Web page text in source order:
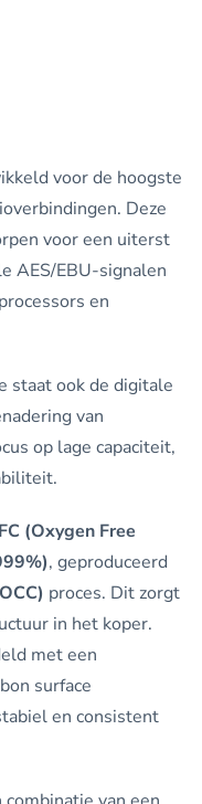
voor de hoogste
Deze
voor een uiterst
AES/EBU-signalen
en
staat ook de digitale
van
op lage capaciteit,
(Oxygen Free
, geproduceerd
proces. Dit zorgt
in het koper.
met een
surface
en consistent